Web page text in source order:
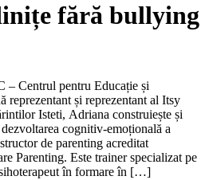
fără bullying
– Centrul pentru Educație și
reprezentant și reprezentant al Itsy
Isteti, Adriana construiește și
cognitiv-emoțională a
de parenting acreditat
Parenting. Este trainer specializat pe
în formare în […]